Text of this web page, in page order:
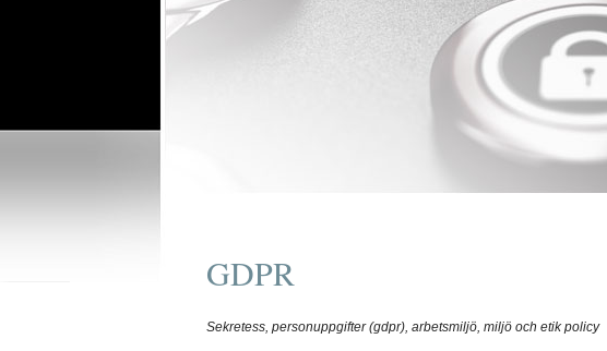
GDPR
Sekretess, personuppgifter (gdpr), arbetsmiljö, miljö och etik policy